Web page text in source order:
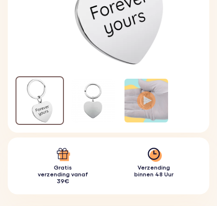
Gratis
verzending vanaf
39€
Verzending
binnen 48 Uur